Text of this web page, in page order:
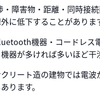
障害物・距離・同時接
に低下することがありま
機器・コードレス
器が多ければ多いほど干
リート造の建物では電
ります。